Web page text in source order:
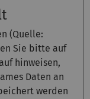
(Quelle:
Sie bitte auf
hinweisen,
Daten an
werden